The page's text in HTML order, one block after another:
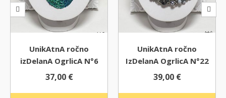
UnikAtnA ročno
izDelanA OgrlicA N°6
37,00 €
UnikAtnA ročno
IzDelanA OgrlicA N°22
39,00 €